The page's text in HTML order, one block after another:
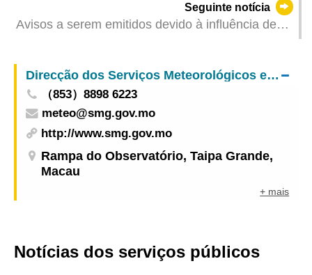
Seguinte notícia
Avisos a serem emitidos devido à influência de
Direcção dos Serviços Meteorológicos e Geofísicos
（853）8898 6223
meteo@smg.gov.mo
http://www.smg.gov.mo
Rampa do Observatório, Taipa Grande,
Macau
+ mais
Notícias dos serviços públicos